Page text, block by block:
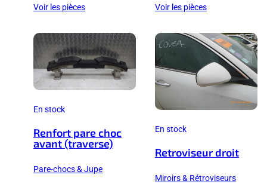
Voir les pièces Voir les pièces
En stock
Renfort pare choc
avant (traverse)
Pare-chocs & Jupe
En stock
Retroviseur droit
Miroirs & Rétroviseurs